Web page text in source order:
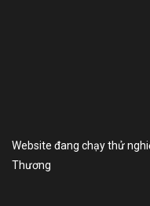
Website đang chạy thử
Thương